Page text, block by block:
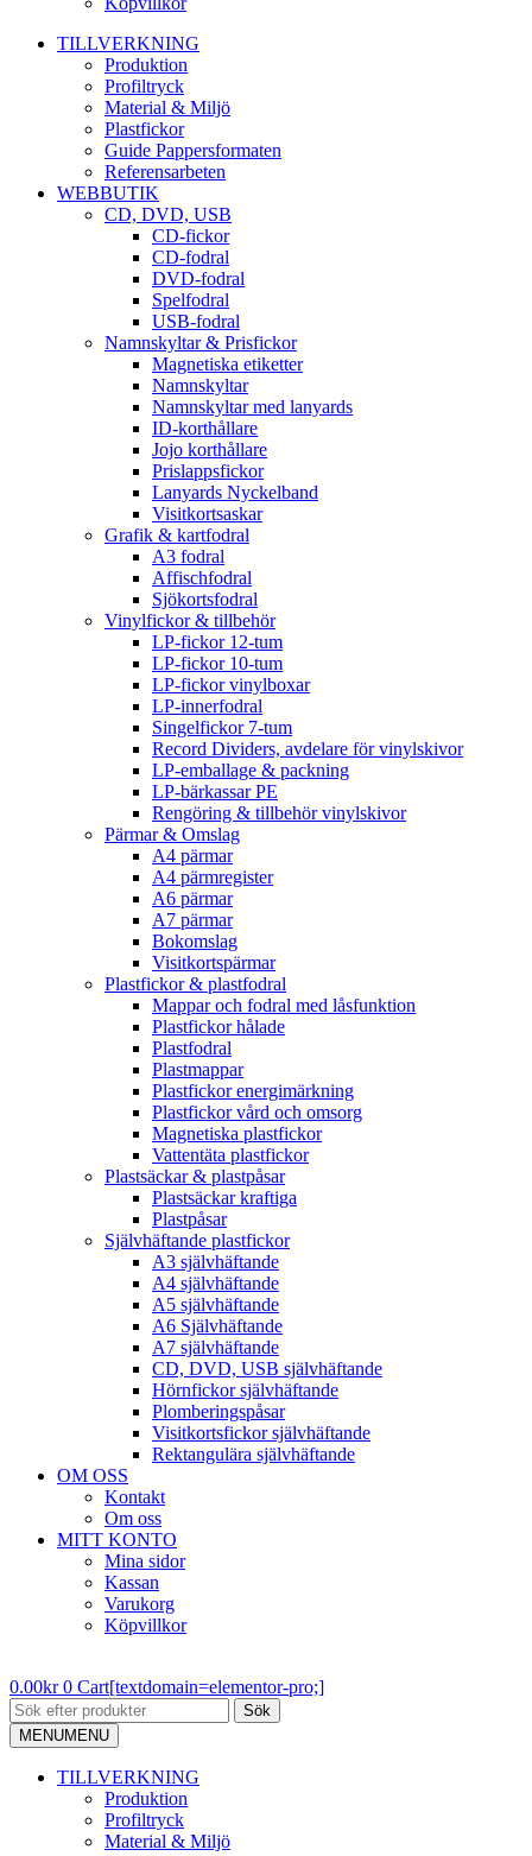
TILLVERKNING
Produktion
Profiltryck
Material & Miljö
Plastfickor
Guide Pappersformaten
Referensarbeten
WEBBUTIK
CD, DVD, USB
CD-fickor
CD-fodral
DVD-fodral
Spelfodral
USB-fodral
Namnskyltar & Prisfickor
Magnetiska etiketter
Namnskyltar
Namnskyltar med lanyards
ID-korthållare
Jojo korthållare
Prislappsfickor
Lanyards Nyckelband
Visitkortsaskar
Grafik & kartfodral
A3 fodral
Affischfodral
Sjökortsfodral
Vinylfickor & tillbehör
LP-fickor 12-tum
LP-fickor 10-tum
LP-fickor vinylboxar
LP-innerfodral
Singelfickor 7-tum
Record Dividers, avdelare för vinylskivor
LP-emballage & packning
LP-bärkassar PE
Rengöring & tillbehör vinylskivor
Pärmar & Omslag
A4 pärmar
A4 pärmregister
A6 pärmar
A7 pärmar
Bokomslag
Visitkortspärmar
Plastfickor & plastfodral
Mappar och fodral med låsfunktion
Plastfickor hålade
Plastfodral
Plastmappar
Plastfickor energimärkning
Plastfickor vård och omsorg
Magnetiska plastfickor
Vattentäta plastfickor
Plastsäckar & plastpåsar
Plastsäckar kraftiga
Plastpåsar
Självhäftande plastfickor
A3 självhäftande
A4 självhäftande
A5 självhäftande
A6 Självhäftande
A7 självhäftande
CD, DVD, USB självhäftande
Hörnfickor självhäftande
Plomberingspåsar
Visitkortsfickor självhäftande
Rektangulära självhäftande
OM OSS
Kontakt
Om oss
MITT KONTO
Mina sidor
Kassan
Varukorg
Köpvillkor
0.00kr 0 Cart[textdomain=elementor-pro;]
Sök
MENUMENU
TILLVERKNING
Produktion
Profiltryck
Material & Miljö